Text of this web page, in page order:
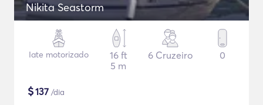
Nikita Seastorm
Iate motorizado
16 ft
5 m
6 Cruzeiro 0
$137 /dia